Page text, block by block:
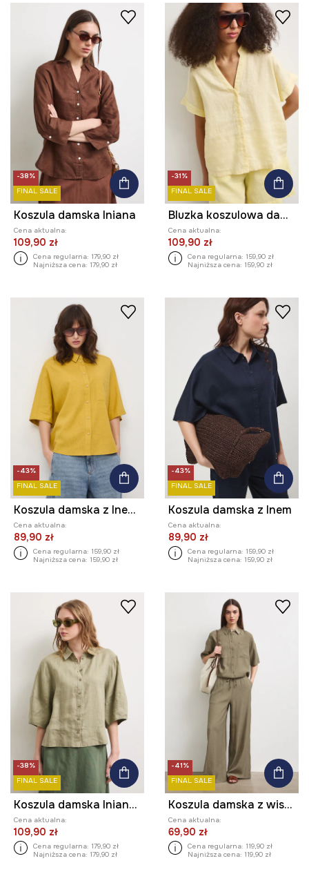
-38%
FINAL SALE
Koszula damska lniana
Cena aktualna:
109,90 zł
Cena regularna: 179,90 zł
Najniższa cena: 179,90 zł
-31%
FINAL SALE
Bluzka koszulowa damska lniana gładka
Cena aktualna:
109,90 zł
Cena regularna: 159,90 zł
Najniższa cena: 159,90 zł
-43%
FINAL SALE
Koszula damska z lnem gładka
Cena aktualna:
89,90 zł
Cena regularna: 159,90 zł
Najniższa cena: 159,90 zł
-43%
FINAL SALE
Koszula damska z lnem
Cena aktualna:
89,90 zł
Cena regularna: 159,90 zł
Najniższa cena: 159,90 zł
-38%
FINAL SALE
Koszula damska lniana gładka
Cena aktualna:
109,90 zł
Cena regularna: 179,90 zł
Najniższa cena: 179,90 zł
-41%
FINAL SALE
Koszula damska z wiskozą
Cena aktualna:
69,90 zł
Cena regularna: 119,90 zł
Najniższa cena: 119,90 zł